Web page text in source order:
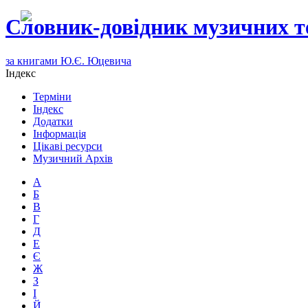
Словник-довідник музичних
за книгами Ю.Є. Юцевича
Індекс
Терміни
Індекс
Додатки
Інформація
Цікаві ресурси
Музичний Архів
А
Б
В
Г
Д
Е
Є
Ж
З
І
Й